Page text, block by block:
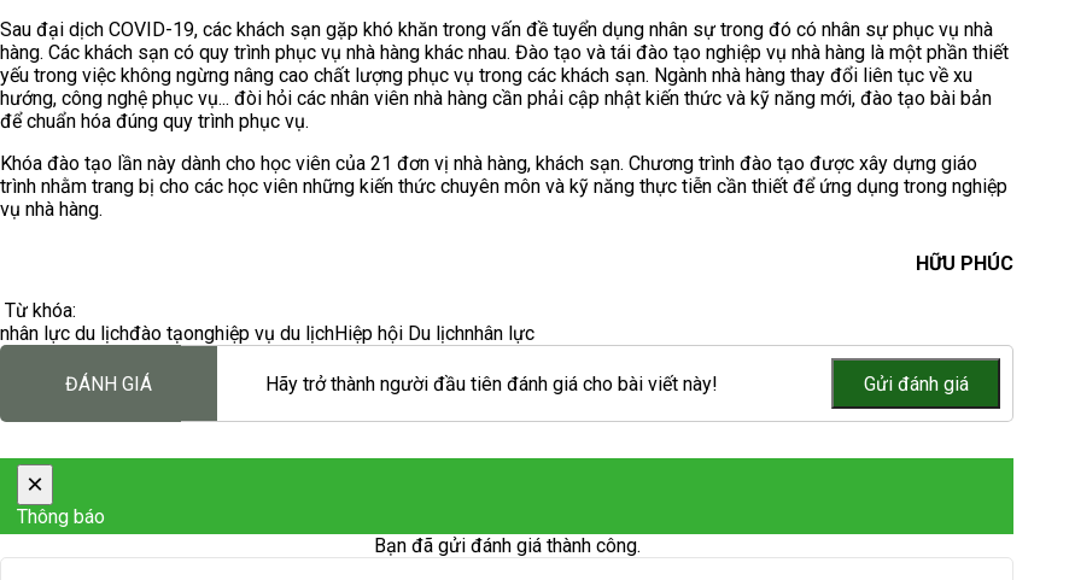
Sau đại dịch COVID-19, các khách sạn gặp khó khăn trong vấn đề tuyển dụng nhân sự trong đó có nhân sự phục vụ nhà
hàng. Các khách sạn có quy trình phục vụ nhà hàng khác nhau. Đào tạo và tái đào tạo nghiệp vụ nhà hàng là một phần thiết
yếu trong việc không ngừng nâng cao chất lượng phục vụ trong các khách sạn. Ngành nhà hàng thay đổi liên tục về xu
hướng, công nghệ phục vụ... đòi hỏi các nhân viên nhà hàng cần phải cập nhật kiến thức và kỹ năng mới, đào tạo bài bản
để chuẩn hóa đúng quy trình phục vụ.
Khóa đào tạo lần này dành cho học viên của 21 đơn vị nhà hàng, khách sạn. Chương trình đào tạo được xây dựng giáo
trình nhằm trang bị cho các học viên những kiến thức chuyên môn và kỹ năng thực tiễn cần thiết để ứng dụng trong nghiệp
vụ nhà hàng.
HỮU PHÚC
Từ khóa:
nhân lực du lịchđào tạonghiệp vụ du lịchHiệp hội Du lịchnhân lực
ĐÁNH GIÁ Hãy trở thành người đầu tiên đánh giá cho bài viết này!
×
Thông báo
Bạn đã gửi đánh giá thành công.